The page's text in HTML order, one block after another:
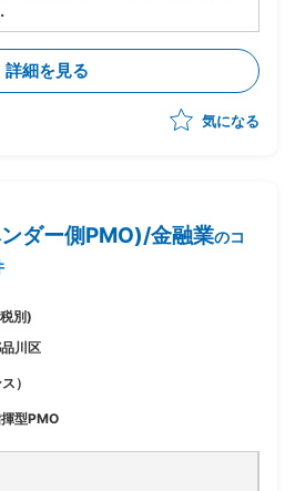
対策の立案
る計画策定/推進
本番～移行後支援までの全体推
詳細を見る
気になる
ダー側PMO)/金融業のコ
別)
川区
）
型PMO